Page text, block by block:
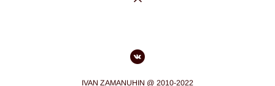
IVAN ZAMANUHIN @ 2010-2022